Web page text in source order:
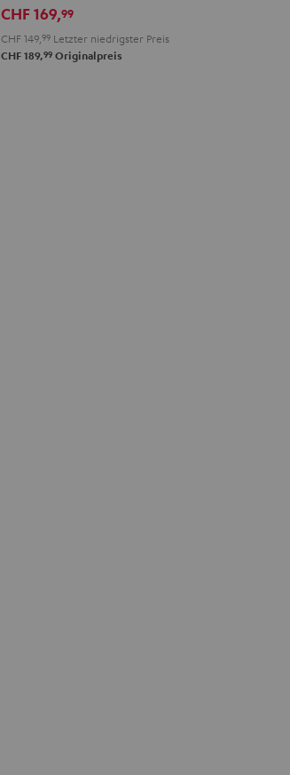
TealGreen
Black
CHF 169,99
CHF 149, 99 Letzter niedrigster Preis
CHF 189,99 Originalpreis